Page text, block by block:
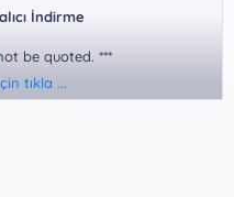
İndirme
be quoted. ***
tıkla ...